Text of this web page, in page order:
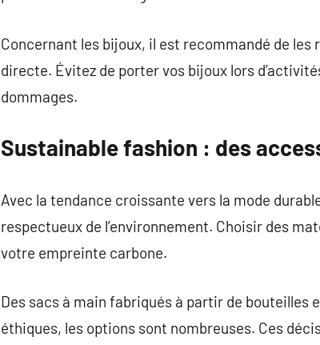
Concernant les bijoux, il est recommandé de
directe. Évitez de porter vos bijoux lors
dommages.
Sustainable fashion : des
Avec la tendance croissante vers la mode
respectueux de l’environnement. Choisir des
votre empreinte carbone.
Des sacs à main fabriqués à partir de bouteilles
éthiques, les options sont nombreuses. Ces